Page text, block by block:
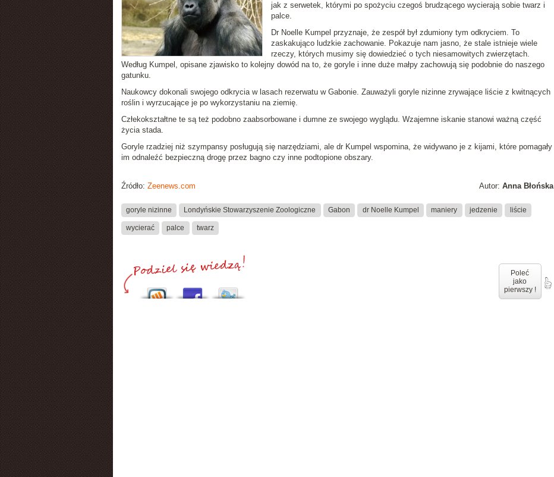
jak z serwetek, którymi po spożyciu czegoś brudzącego wycierają sobie twarz i
palce.
Dr Noelle Kumpel przyznaje, że zespół był zdumiony tym odkryciem. To
zaskakująco ludzkie zachowanie. Pokazuje nam jasno, że stale istnieje wiele
rzeczy, których musimy się dowiedzieć o tych niesamowitych zwierzętach.
Według Kumpel, opisane zjawisko to kolejny dowód na to, że goryle i inne duże małpy zachowują się podobnie do naszego
gatunku.
Naukowcy dokonali swojego odkrycia w lasach rezerwatu w Gabonie. Zauważyli goryle nizinne zrywające liście z kwitnących
roślin i wyrzucające je po wykorzystaniu na ziemię.
Człekokształtne te są też podobno zaabsorbowane i dumne ze swojego wyglądu. Wzajemne iskanie stanowi ważną część
życia stada.
Goryle rzadziej niż szympansy posługują się narzędziami, ale dr Kumpel wspomina, że widywano je z kijami, które pomagały
im odnaleźć bezpieczną drogę przez bagno czy inne podtopione obszary.
Autor: Anna Błońska
Źródło: Zeenews.com
goryle nizinne Londyńskie Stowarzyszenie Zoologiczne Gabon dr Noelle Kumpel maniery jedzenie liście
wycierać palce twarz
Poleć
jako
pierwszy !